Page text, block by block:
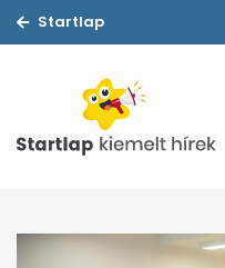
Startlap